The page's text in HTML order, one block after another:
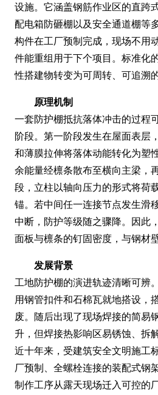
设施。它涵盖钢筋作业区的直跨
配电箱防砸棚以及安全通道棚等
构件在工厂预制完成，现场不用
件能重组用于下个项目。标准化
性搭建物转变为可周转、可追溯
原理机制
一套防护棚抵抗落体冲击的过程
阶段。第一阶段发生在屋面表层
和薄膜拉伸将落体动能转化为塑
余能量经檩条散布至横向主梁，
段，立柱以轴向压力的形式将荷
锚。若中间任一连接节点发生滑
中断，防护等级随之骤降。因此
面板与檩条的钉固密度，与钢材
发展背景
工地防护棚的演进轨迹清晰可辨
用钢管扣件和石棉瓦就地搭设，
废。随后出现了现场焊接的简易
升，但焊接热影响区易锈蚀、拆
近十年来，受建筑安全文明施工
厂预制、全螺栓连接的装配式钢
制作工序从露天现场迁入可控的